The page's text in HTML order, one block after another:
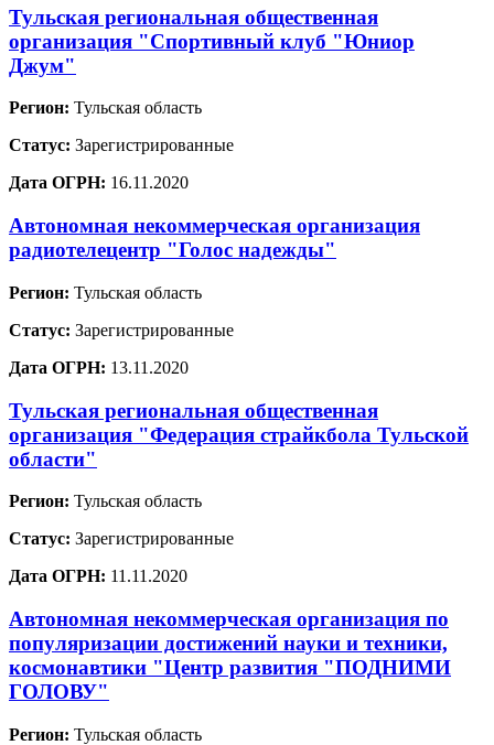
Тульская региональная общественная
организация "Спортивный клуб "Юниор
Джум"
Регион: Тульская область
Статус: Зарегистрированные
Дата ОГРН: 16.11.2020
Автономная некоммерческая организация
радиотелецентр "Голос надежды"
Регион: Тульская область
Статус: Зарегистрированные
Дата ОГРН: 13.11.2020
Тульская региональная общественная
организация "Федерация страйкбола Тульской
области"
Регион: Тульская область
Статус: Зарегистрированные
Дата ОГРН: 11.11.2020
Автономная некоммерческая организация по
популяризации достижений науки и техники,
космонавтики "Центр развития "ПОДНИМИ
ГОЛОВУ"
Регион: Тульская область